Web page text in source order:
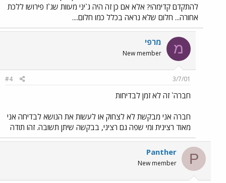
להתקדם קדימה!? אלא אם כן זה היה ג`יני מעוות שג`ז פירושו ללכת
אחורה... חלום שלא נראה בכלל כמו חלום....
מ מרפי
New member
3/7/01
#4
חברה` זה לא זמן לבדיחות
חברה אני מבקשת לא לצחוק או לעשות את הנושא לבדיחה אני
מאוד רצינית ומי שפה גם רציני, בבקשה שיתן תשובה. זהו תודה
P
Panther
New member